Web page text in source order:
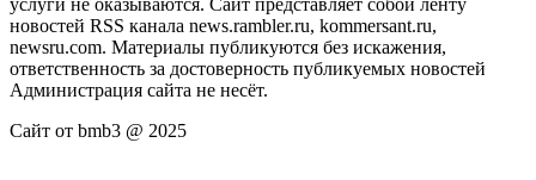
услуги не оказываются. Сайт представляет собой ленту
новостей RSS канала news.rambler.ru, kommersant.ru,
newsru.com. Материалы публикуются без искажения,
ответственность за достоверность публикуемых новостей
Администрация сайта не несёт.
Сайт от bmb3 @ 2025